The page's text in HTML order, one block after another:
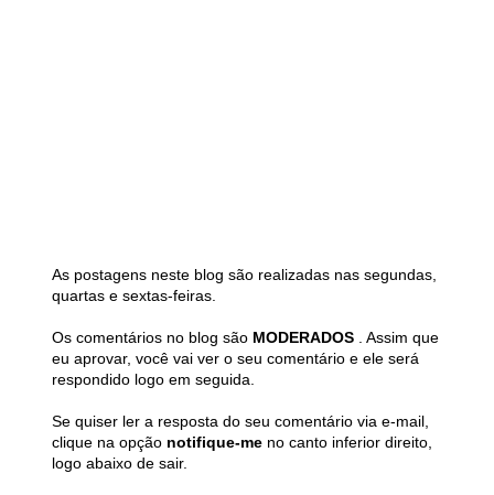
As postagens neste blog são realizadas nas segundas,
quartas e sextas-feiras.
Os comentários no blog são MODERADOS
. Assim que
eu aprovar, você vai ver o seu comentário e ele será
respondido logo em seguida.
Se quiser ler a resposta do seu comentário via e-mail,
clique na opção notifique-me no canto inferior direito,
logo abaixo de sair.